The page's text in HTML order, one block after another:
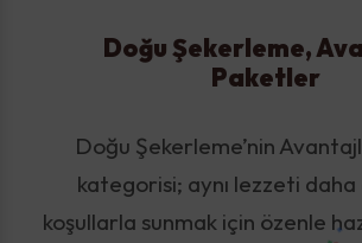
Doğu Şekerleme,
Paketler
Doğu Şekerleme’nin
kategorisi; aynı lezzeti daha
koşullarla sunmak için özenle